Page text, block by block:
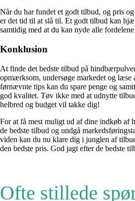
Når du har fundet et godt tilbud, og pris
er det tid til at slå til. Et godt tilbud kan
samtidig med at du kan nyde alle
Konklusion
At finde det bedste tilbud på
opmærksom, undersøge markedet og læse
førnævnte tips kan du spare penge og
god kvalitet. Tøv ikke med at udnytte
helbred og budget vil takke dig!
For at få mest muligt ud af dine indkøb af
de bedste tilbud og undgå
viden kan du nu klare dig i junglen af
den bedste pris. God jagt efter de bedste
Ofte stillede